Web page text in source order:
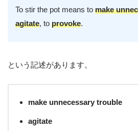
To stir the pot means tomake
agitate, toprovoke.
という記述があります。
make unnecessary trouble
agitate